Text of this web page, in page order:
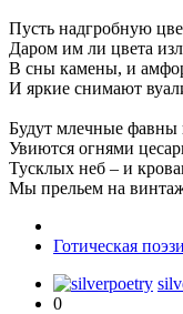
Пусть надгробную
Даром им ли цвета
В сны камены, и
И яркие снимают
Будут млечные фавны
Увиются огнями
Тусклых неб – и
Мы прельем на
Готическая
0